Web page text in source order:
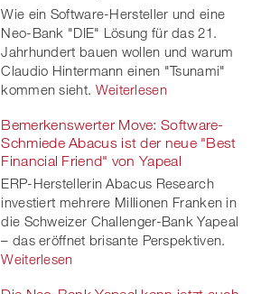
Wie ein Software-Hersteller und eine
Neo-Bank "DIE" Lösung für das 21.
Jahrhundert bauen wollen und warum
Claudio Hintermann einen "Tsunami"
kommen sieht. Weiterlesen
Bemerkenswerter Move: Software-
Schmiede Abacus ist der neue "Best
Financial Friend" von Yapeal
ERP-Herstellerin Abacus Research
investiert mehrere Millionen Franken in
die Schweizer Challenger-Bank Yapeal
– das eröffnet brisante Perspektiven.
Weiterlesen